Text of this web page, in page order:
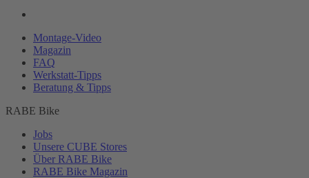
Montage-Video
Magazin
FAQ
Werkstatt-Tipps
Beratung & Tipps
RABE Bike
Jobs
Unsere CUBE Stores
Über RABE Bike
RABE Bike Magazin